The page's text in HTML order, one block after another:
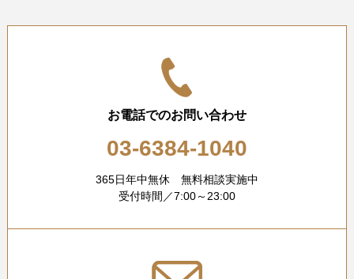
お電話でのお問い合わせ
03-6384-1040
365日年中無休 無料相談実施中
受付時間／7:00～23:00